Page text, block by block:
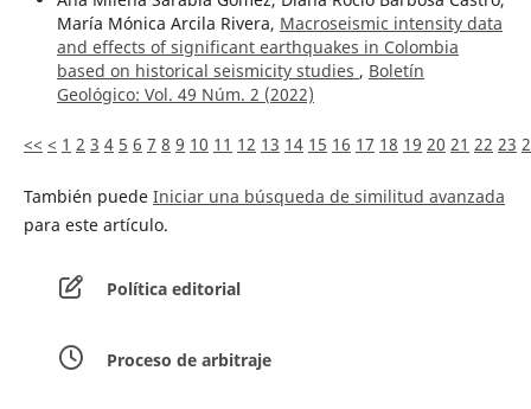
María Mónica Arcila Rivera, Macroseismic intensity data
and effects of significant earthquakes in Colombia
based on historical seismicity studies , Boletín
Geológico: Vol. 49 Núm. 2 (2022)
<< < 1 2 3 4 5 6 7 8 9 10 11 12 13 14 15 16 17 18 19 20 21 22 23
También puede Iniciar una búsqueda de similitud avanzada
para este artículo.
Política editorial
Proceso de arbitraje